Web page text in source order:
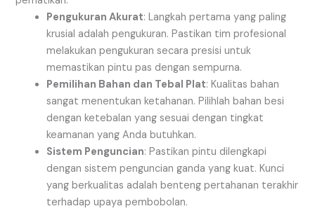
Pengukuran Akurat: Langkah pertama yang paling
krusial adalah pengukuran. Pastikan tim profesional
melakukan pengukuran secara presisi untuk
memastikan pintu pas dengan sempurna.
Pemilihan Bahan dan Tebal Plat: Kualitas bahan
sangat menentukan ketahanan. Pilihlah bahan besi
dengan ketebalan yang sesuai dengan tingkat
keamanan yang Anda butuhkan.
Sistem Penguncian: Pastikan pintu dilengkapi
dengan sistem penguncian ganda yang kuat. Kunci
yang berkualitas adalah benteng pertahanan terakhir
terhadap upaya pembobolan.